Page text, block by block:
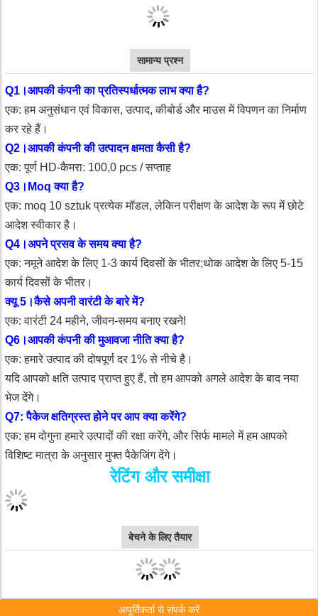
सामान्य प्रश्न
Q1।आपकी कंपनी का प्रतिस्पर्धात्मक लाभ क्या है?
एक: हम अनुसंधान एवं विकास, उत्पाद, कीबोर्ड और माउस में विपणन का निर्माण
कर रहे हैं।
Q2।आपकी कंपनी की उत्पादन क्षमता कैसी है?
एक: पूर्ण HD-कैमरा: 100,0 pcs / सप्ताह
Q3।Moq क्या है?
एक: moq 10 sztuk प्रत्येक मॉडल, लेकिन परीक्षण के आदेश के रूप में छोटे
आदेश स्वीकार है।
Q4।अपने प्रसव के समय क्या है?
एक: नमूने आदेश के लिए 1-3 कार्य दिवसों के भीतर;थोक आदेश के लिए 5-15
कार्य दिवसों के भीतर।
क्यू 5।कैसे अपनी वारंटी के बारे में?
एक: वारंटी 24 महीने, जीवन-समय बनाए रखने!
Q6।आपकी कंपनी की मुआवजा नीति क्या है?
एक: हमारे उत्पाद की दोषपूर्ण दर 1% से नीचे है।
यदि आपको क्षति उत्पाद प्राप्त हुए हैं, तो हम आपको अगले आदेश के बाद नया
भेज देंगे।
Q7: पैकेज क्षतिग्रस्त होने पर आप क्या करेंगे?
एक: हम दोगुना हमारे उत्पादों की रक्षा करेंगे, और सिर्फ मामले में हम आपको
विशिष्ट मात्रा के अनुसार मुफ्त पैकेजिंग देंगे।
रेटिंग और समीक्षा
बेचने के लिए तैयार
आपूर्तिकर्ता से संपर्क करें